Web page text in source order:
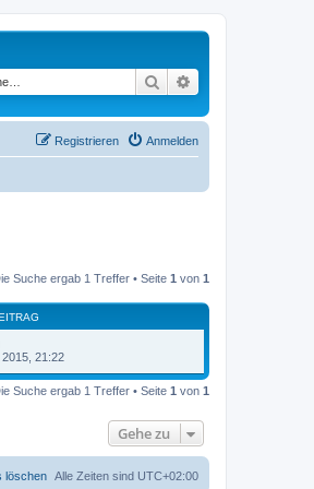
Suche
Anmelden
Registrieren
Suche ergab 1 Treffer • Seite 1 von 1
21:22
Suche ergab 1 Treffer • Seite 1 von 1
Gehe zu
Alle Zeiten sind UTC+02:00
löschen